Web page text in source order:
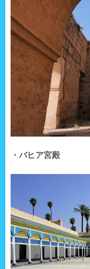
・バヒア宮殿